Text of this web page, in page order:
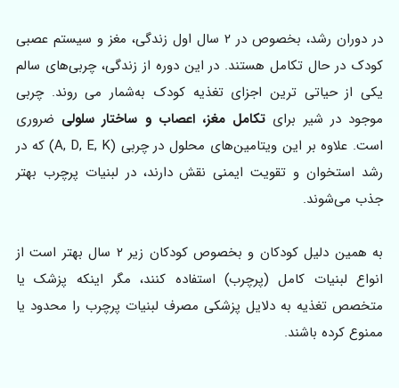
در دوران رشد، بخصوص در ۲ سال اول زندگی، مغز و سیستم عصبی
کودک در حال تکامل هستند. در این دوره از زندگی، چربی‌های سالم
یکی از حیاتی ترین اجزای تغذیه کودک به‌شمار می روند. چربی
موجود در شیر برای تکامل مغز، اعصاب و ساختار سلولی ضروری
است. علاوه بر این ویتامین‌های محلول در چربی (A, D, E, K) که در
رشد استخوان و تقویت ایمنی نقش دارند، در لبنیات پرچرب بهتر
جذب می‌شوند.
به همین دلیل کودکان و بخصوص کودکان زیر ۲ سال بهتر است از
انواع لبنیات کامل (پرچرب) استفاده کنند، مگر اینکه پزشک یا
متخصص تغذیه به دلایل پزشکی مصرف لبنیات پرچرب را محدود یا
ممنوع کرده باشند.